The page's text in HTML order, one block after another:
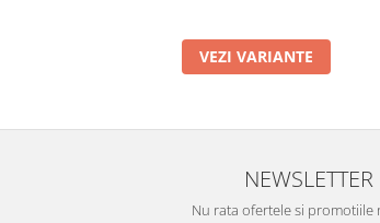
VEZI VARIANTE
NEWSLETTER
Nu rata ofertele si promotiile